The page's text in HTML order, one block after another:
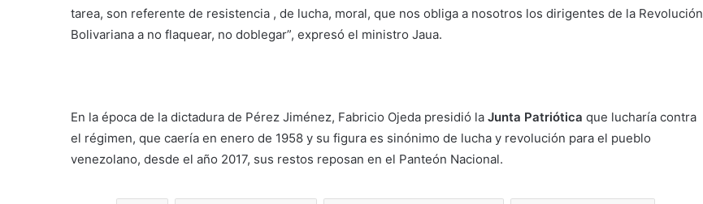
tarea, son referente de resistencia , de lucha, moral, que nos obliga a nosotros los dirigentes de la Revolución
Bolivariana a no flaquear, no doblegar”, expresó el ministro Jaua.
En la época de la dictadura de Pérez Jiménez, Fabricio Ojeda presidió la Junta Patriótica que lucharía contra
el régimen, que caería en enero de 1958 y su figura es sinónimo de lucha y revolución para el pueblo
venezolano, desde el año 2017, sus restos reposan en el Panteón Nacional.